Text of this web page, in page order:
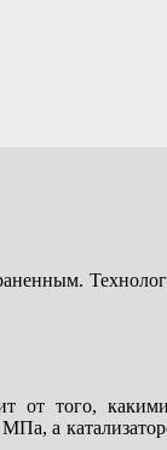
от того,
а